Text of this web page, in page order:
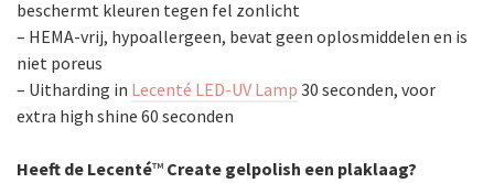
beschermt kleuren tegen fel zonlicht
– HEMA-vrij, hypoallergeen, bevat geen oplosmiddelen en is
niet poreus
– Uitharding in Lecenté LED-UV Lamp 30 seconden, voor
extra high shine 60 seconden
Heeft de Lecenté™ Create gelpolish een plaklaag?